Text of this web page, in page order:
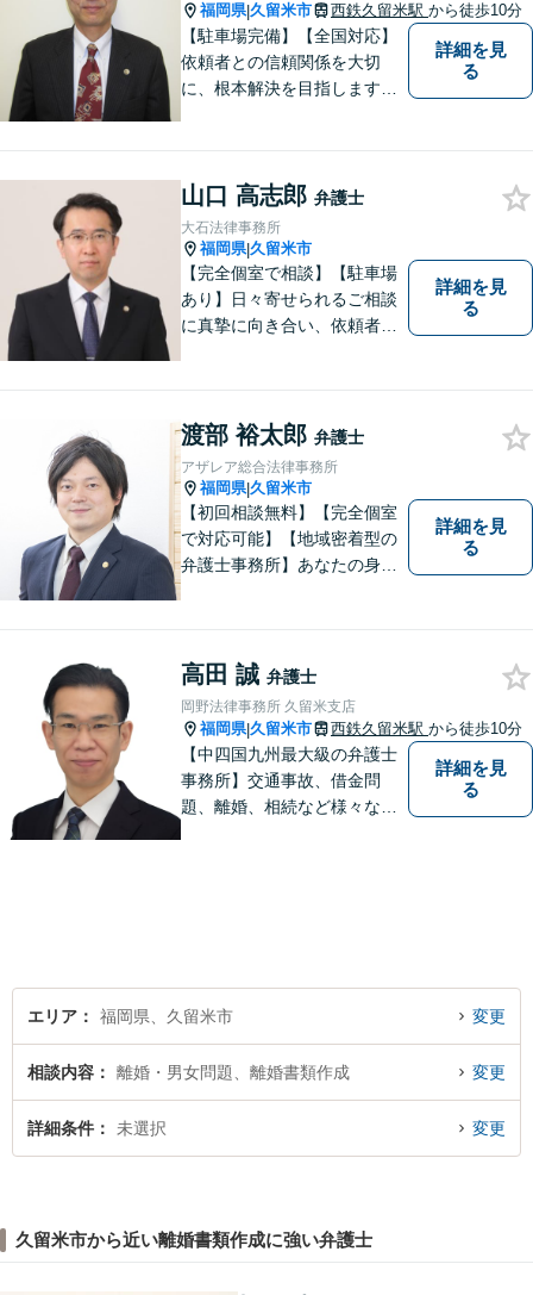
福岡県|久留米市 西鉄久留米駅 から徒歩10分
【駐車場完備】【全国対応】
依頼者との信頼関係を大切
に、根本解決を目指します。
トラブルが起こったら、まず
はご相談ください。【夜間対
応可】
詳細を見
る
山口 高志郎 弁護士
大石法律事務所
福岡県|久留米市
【完全個室で相談】【駐車場
あり】日々寄せられるご相談
に真摯に向き合い、依頼者の
営課題の解決に向けた最適な
法的サポートを提供し、安定
した経営基盤の構築をお手伝
いいたします。
詳細を見
る
渡部 裕太郎 弁護士
アザレア総合法律事務所
福岡県|久留米市
【初回相談無料】【完全個室
で対応可能】【地域密着型の
弁護士事務所】あなたの身近
します！少しでもお悩みの方
はお気軽にご相談ください。
詳細を見
る
高田 誠 弁護士
岡野法律事務所 久留米支店
福岡県|久留米市 西鉄久留米駅 から徒歩10分
【中四国九州最大級の弁護士
事務所】交通事故、借金問
題、離婚、相続など様々な問
詳細を見
る
エリア 福岡県、久留米市 変更
相談内容 離婚・男女問題、離婚書類作成 変更
詳細条件 未選択 変更
久留米市から近い離婚書類作成に強い弁護士